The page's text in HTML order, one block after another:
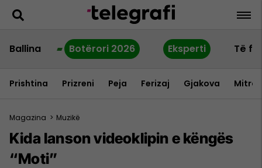
Ballina Botërori 2026 Eksperti Të
Prishtina Prizreni Peja Ferizaj Gjakova
Magazina > Muzikë
Kida lanson videoklipin e këngës
“Moti”